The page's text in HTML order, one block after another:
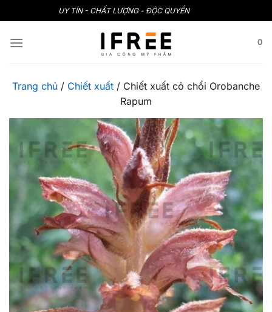
qua
nội
UY TÍN - CHẤT LƯỢNG - ĐỘC QUYỀN
0
Trang chủ / Chiết xuất / Chiết xuất cỏ chổi Orobanche
Rapum